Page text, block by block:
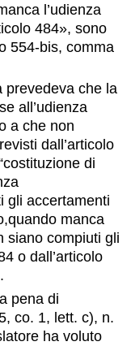
l’udienza
484», sono
554-bis, comma
prevedeva che la
all’udienza
a che non
dall’articolo
di
gli accertamenti
manca
siano compiuti gli
o dall’articolo
pena di
co. 1, lett. c), n.
ha voluto